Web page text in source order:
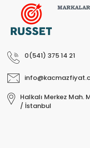
0(541) 375 14 21
Halkalı Merkez Mah.
/ İstanbul